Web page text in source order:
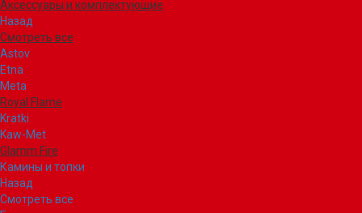
Аксессуары и комплектующие
Назад
Смотреть все
Astov
Etna
Meta
Royal Flame
Kratki
Kaw-Met
Glamm Fire
Камины и топки
Назад
Смотреть все